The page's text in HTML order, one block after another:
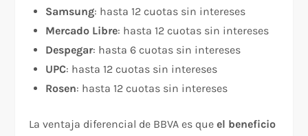
Samsung: hasta 12 cuotas sin intereses
Mercado Libre: hasta 12 cuotas sin intereses
Despegar: hasta 6 cuotas sin intereses
UPC: hasta 12 cuotas sin intereses
Rosen: hasta 12 cuotas sin intereses
La ventaja diferencial de BBVA es queel beneficio